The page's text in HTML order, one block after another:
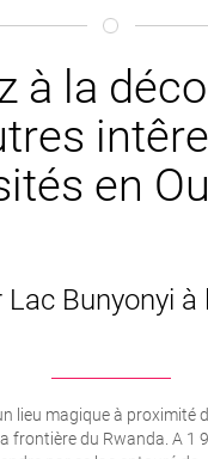
à la
en
Lac Bunyonyi
lieu magique à proximité
frontière du Rwanda. A 1